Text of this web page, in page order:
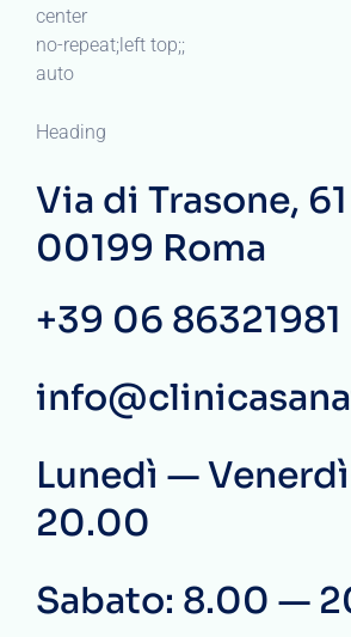
center
no-repeat;left top;;
auto
Heading
Via di Trasone, 61
00199 Roma
+39 06 86321981
Lunedì —
20.00
Sabato: 8.00 —